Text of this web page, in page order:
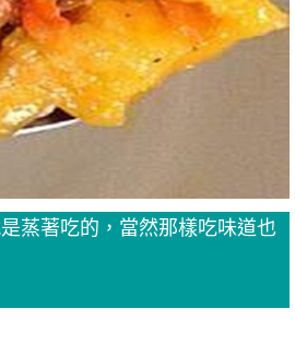
蒸著吃的，當然那樣吃味道也